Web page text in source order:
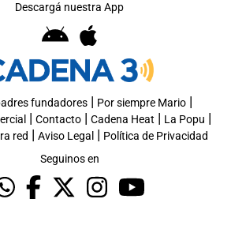
Descargá nuestra App
fundadores| Por siempre Mario|
| Contacto| Cadena Heat | La Popu |
red | Aviso Legal | Política de Privacidad
Seguinos en